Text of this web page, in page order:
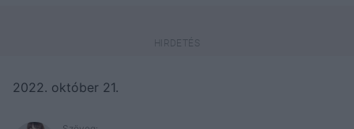
2022. október 21.